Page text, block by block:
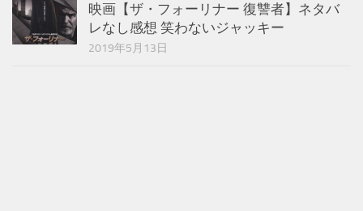
映画【ザ・フォーリナー 復讐者】ネタバ
レなし感想 笑わないジャッキー
2019年5月13日